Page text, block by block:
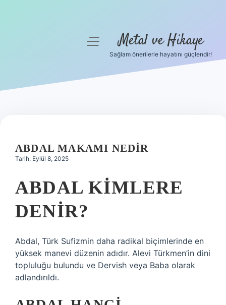
Hakkımızda
menüyüMetal ve Hikaye
Sağlam önerilerle hayatını güçlendir!
ABDAL MAKAMI NEDIR
Tarih: Eylül 8, 2025
ABDAL KIMLERE
DENIR?
Abdal, Türk Sufizmin daha radikal biçimlerinde en
yüksek manevi düzenin adıdır. Alevi Türkmen’in dini
topluluğu bulundu ve Dervish veya Baba olarak
adlandırıldı.